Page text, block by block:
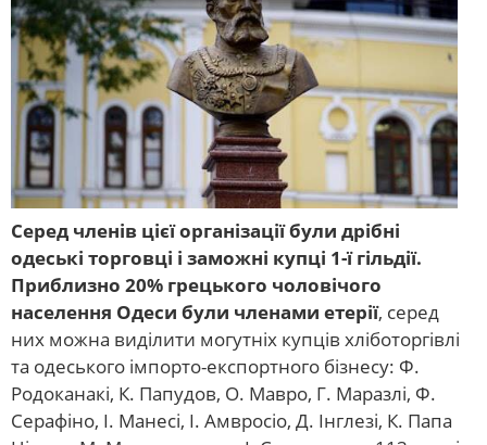
Серед членів цієї організації були дрібні
одеські торговці і заможні купці 1-ї гільдії.
Приблизно 20% грецького чоловічого
населення Одеси були членами етерії, серед
них можна виділити могутніх купців хліботоргівлі
та одеського імпорто-експортного бізнесу: Ф.
Родоканакі, К. Папудов, О. Мавро, Г. Маразлі, Ф.
Серафіно, І. Манесі, І. Амвросіо, Д. Інглезі, К. Папа